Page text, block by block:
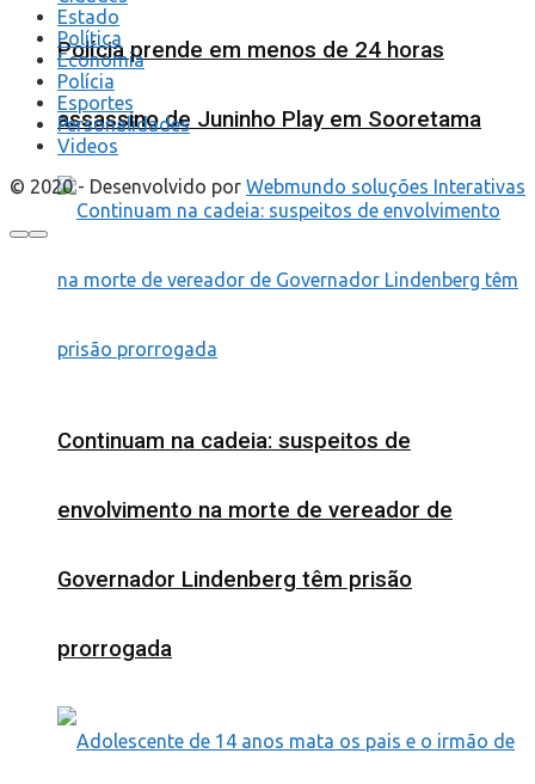
Polícia prende em menos de 24 horas
assassino de Juninho Play em Sooretama
Continuam na cadeia: suspeitos de
envolvimento na morte de vereador de
Governador Lindenberg têm prisão
prorrogada
Estado
Política
Economia
Polícia
Esportes
Personalidades
Videos
© 2020 - Desenvolvido por Webmundo soluções Interativas